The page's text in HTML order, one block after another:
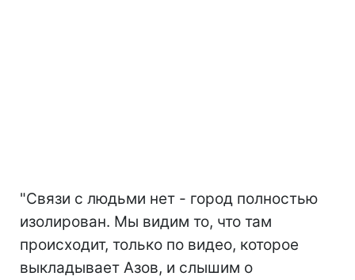
"Связи с людьми нет - город полностью
изолирован. Мы видим то, что там
происходит, только по видео, которое
выкладывает Азов, и слышим о